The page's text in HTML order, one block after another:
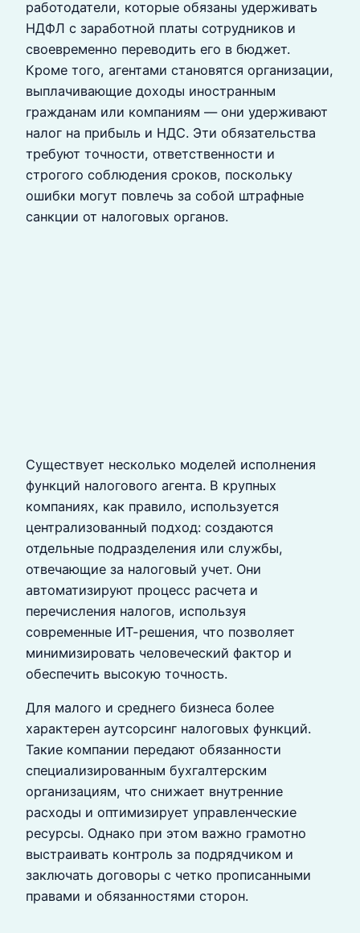
работодатели, которые обязаны удерживать
НДФЛ с заработной платы сотрудников и
своевременно переводить его в бюджет.
Кроме того, агентами становятся организации,
выплачивающие доходы иностранным
гражданам или компаниям — они удерживают
налог на прибыль и НДС. Эти обязательства
требуют точности, ответственности и
строгого соблюдения сроков, поскольку
ошибки могут повлечь за собой штрафные
санкции от налоговых органов.
Существует несколько моделей исполнения
функций налогового агента. В крупных
компаниях, как правило, используется
централизованный подход: создаются
отдельные подразделения или службы,
отвечающие за налоговый учет. Они
автоматизируют процесс расчета и
перечисления налогов, используя
современные ИТ-решения, что позволяет
минимизировать человеческий фактор и
обеспечить высокую точность.
Для малого и среднего бизнеса более
характерен аутсорсинг налоговых функций.
Такие компании передают обязанности
специализированным бухгалтерским
организациям, что снижает внутренние
расходы и оптимизирует управленческие
ресурсы. Однако при этом важно грамотно
выстраивать контроль за подрядчиком и
заключать договоры с четко прописанными
правами и обязанностями сторон.